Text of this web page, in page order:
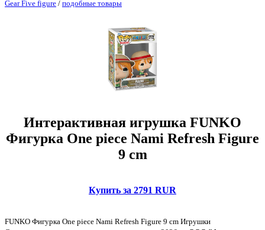
Gear Five figure / подобные товары
Интерактивная игрушка FUNKO
Фигурка One piece Nami Refresh Figure
9 cm
Купить за 2791 RUR
FUNKO Фигурка One piece Nami Refresh Figure 9 cm Игрушки